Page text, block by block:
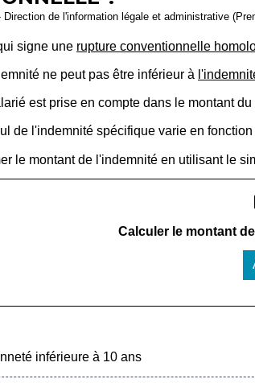
de l'information légale et administrative
signe une rupture conventionnelle
ne peut pas être inférieur à
est prise en compte dans le montant
de l'indemnité spécifique varie en
le montant de l'indemnité en utilisant le
Calculer le montant
inférieure à 10 ans